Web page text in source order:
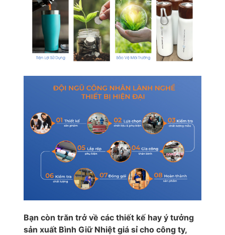
Bạn còn trăn trở về các thiết kế hay ý tưởng
sản xuất Bình Giữ Nhiệt giá sỉ cho công ty,